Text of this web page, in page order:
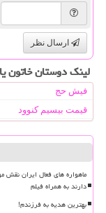
ارسال نظر
لینک دوستان خاتون
فیش حج
قیمت بیسیم کنوود
ماهواره های فعال ایران
دارند به همراه فیلم
بهترین هدیه به فرزندم!